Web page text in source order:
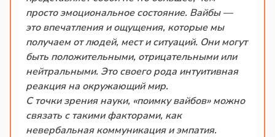
просто эмоциональное состояние. Вайбы —
это впечатления и ощущения, которые мы
получаем от людей, мест и ситуаций. Они могут
быть положительными, отрицательными или
нейтральными. Это своего рода интуитивная
реакция на окружающий мир.
С точки зрения науки, «поимку вайбов» можно
связать с такими факторами, как
невербальная коммуникация и эмпатия.